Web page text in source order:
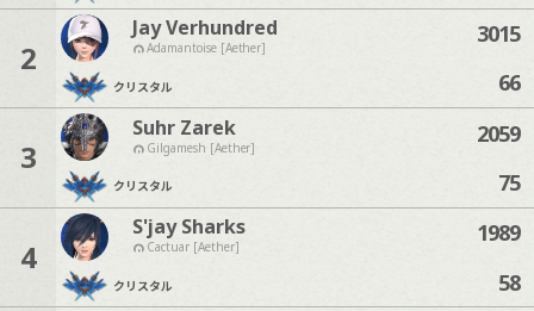
2
Jay Verhundred
Adamantoise [Aether]
クリスタル
3015
66
3
Suhr Zarek
Gilgamesh [Aether]
クリスタル
2059
75
4
S'jay Sharks
Cactuar [Aether]
クリスタル
1989
58